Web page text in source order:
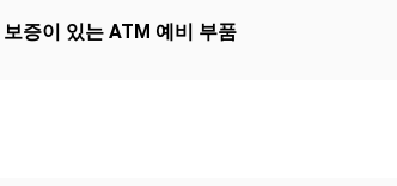
보증이 있는 ATM 예비 부품